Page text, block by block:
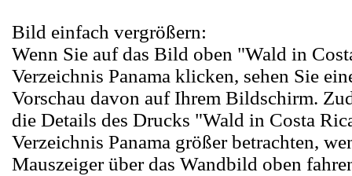
Bild einfach vergrößern:
Wenn Sie auf das Bild oben "Wald in
Verzeichnis Panama klicken, sehen Sie
Vorschau davon auf Ihrem Bildschirm.
die Details des Drucks "Wald in Costa
Verzeichnis Panama größer betrachten,
Mauszeiger über das Wandbild oben